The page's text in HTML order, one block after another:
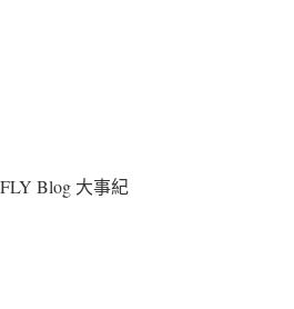
FLY Blog 大事紀